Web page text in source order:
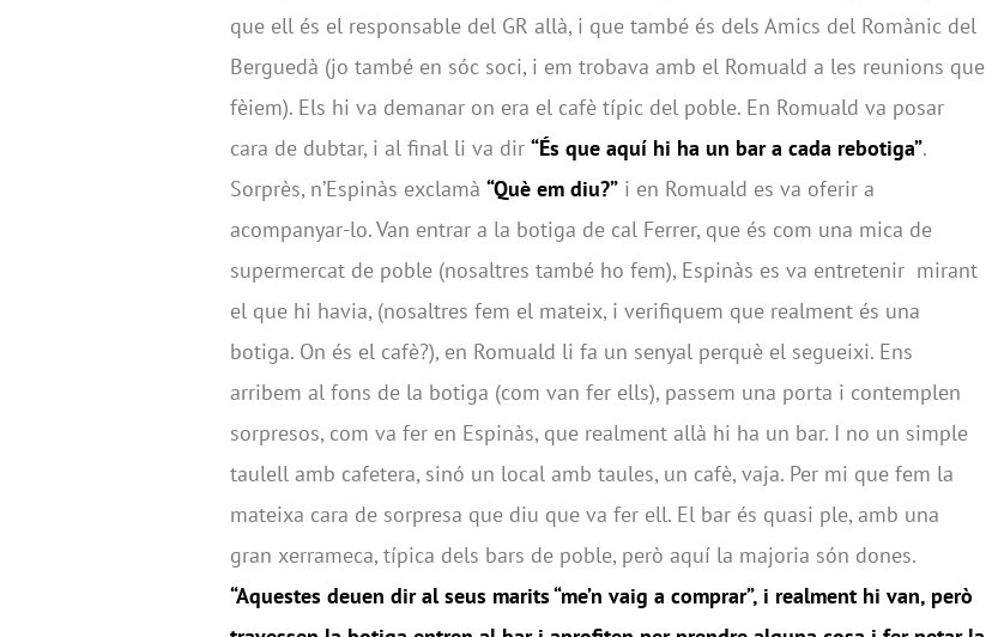
que ell és el responsable del GR allà, i que també és dels Amics del Romànic del
Berguedà (jo també en sóc soci, i em trobava amb el Romuald a les reunions que
fèiem). Els hi va demanar on era el cafè típic del poble. En Romuald va posar
cara de dubtar, i al final li va dir “És que aquí hi ha un bar a cada rebotiga”.
Sorprès, n’Espinàs exclamà “Què em diu?” i en Romuald es va oferir a
acompanyar-lo. Van entrar a la botiga de cal Ferrer, que és com una mica de
supermercat de poble (nosaltres també ho fem), Espinàs es va entretenir mirant
el que hi havia, (nosaltres fem el mateix, i verifiquem que realment és una
botiga. On és el cafè?), en Romuald li fa un senyal perquè el segueixi. Ens
arribem al fons de la botiga (com van fer ells), passem una porta i contemplen
sorpresos, com va fer en Espinàs, que realment allà hi ha un bar. I no un simple
taulell amb cafetera, sinó un local amb taules, un cafè, vaja. Per mi que fem la
mateixa cara de sorpresa que diu que va fer ell. El bar és quasi ple, amb una
gran xerrameca, típica dels bars de poble, però aquí la majoria són dones.
“Aquestes deuen dir al seus marits “me’n vaig a comprar”, i realment hi van, però